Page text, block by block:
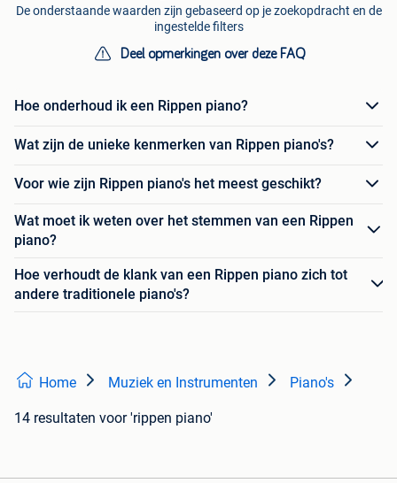
De onderstaande waarden zijn gebaseerd op je zoekopdracht en de
ingestelde filters
Deel opmerkingen over deze FAQ
Hoe onderhoud ik een Rippen piano?
Wat zijn de unieke kenmerken van Rippen piano's?
Voor wie zijn Rippen piano's het meest geschikt?
Wat moet ik weten over het stemmen van een Rippen
piano?
Hoe verhoudt de klank van een Rippen piano zich tot
andere traditionele piano's?
Home Muziek en Instrumenten Piano's
14 resultaten voor 'rippen piano'